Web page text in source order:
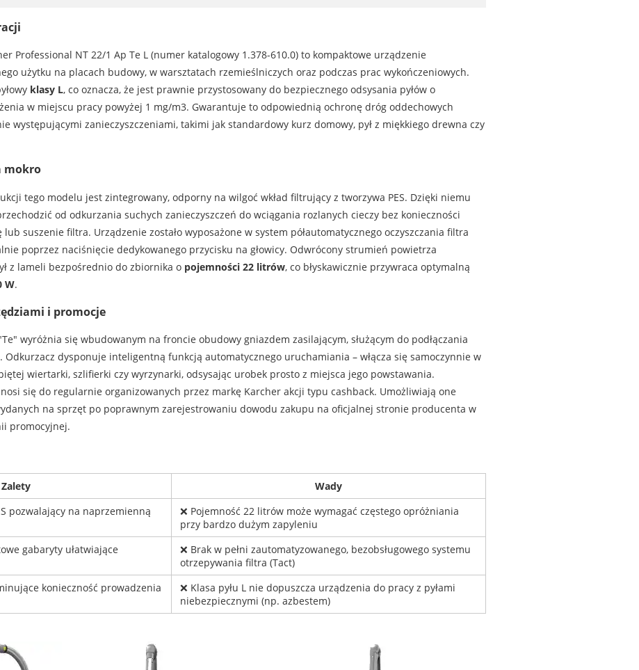
Professional NT 22/1 Ap Te L (numer katalogowy 1.378-610.0) to kompaktowe urządzenie
użytku na placach budowy, w warsztatach rzemieślniczych oraz podczas prac wykończeniowych.
klasy L, co oznacza, że jest prawnie przystosowany do bezpiecznego odsysania pyłów o
w miejscu pracy powyżej 1 mg/m3. Gwarantuje to odpowiednią ochronę dróg oddechowych
występującymi zanieczyszczeniami, takimi jak standardowy kurz domowy, pył z miękkiego drewna czy
mokro
tego modelu jest zintegrowany, odporny na wilgoć wkład filtrujący z tworzywa PES. Dzięki niemu
od odkurzania suchych zanieczyszczeń do wciągania rozlanych cieczy bez konieczności
suszenie filtra. Urządzenie zostało wyposażone w system półautomatycznego oczyszczania filtra
poprzez naciśnięcie dedykowanego przycisku na głowicy. Odwrócony strumień powietrza
z lameli bezpośrednio do zbiornika o pojemności 22 litrów, co błyskawicznie przywraca optymalną
W.
i promocje
wyróżnia się wbudowanym na froncie obudowy gniazdem zasilającym, służącym do podłączania
dysponuje inteligentną funkcją automatycznego uruchamiania – włącza się samoczynnie w
wiertarki, szlifierki czy wyrzynarki, odsysając urobek prosto z miejsca jego powstawania.
się do regularnie organizowanych przez markę Karcher akcji typu cashback. Umożliwiają one
na sprzęt po poprawnym zarejestrowaniu dowodu zakupu na oficjalnej stronie producenta w
promocyjnej.
Zalety
Wady
pozwalający na naprzemienną
❌ Pojemność 22 litrów może wymagać częstego opróżniania
przy bardzo dużym zapyleniu
gabaryty ułatwiające
❌ Brak w pełni zautomatyzowanego, bezobsługowego systemu
otrzepywania filtra (Tact)
konieczność prowadzenia
❌ Klasa pyłu L nie dopuszcza urządzenia do pracy z pyłami
niebezpiecznymi (np. azbestem)